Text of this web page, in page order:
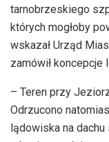
tarnobrzeskiego
których mogłoby
wskazał Urząd
zamówił koncepcje
– Teren przy
Odrzucono
lądowiska na